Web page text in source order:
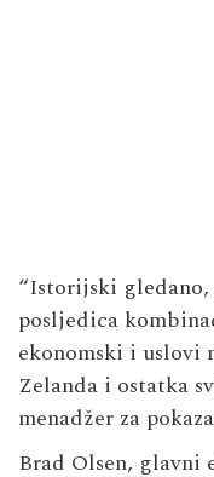
“Istorijski
posljedica
ekonomski i uslovi
Zelanda i ostatka
menadžer za
Brad Olsen, glavni